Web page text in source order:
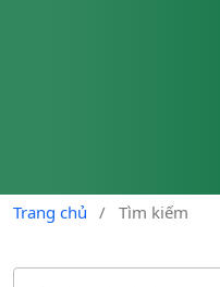
Trang chủ / Tìm kiếm